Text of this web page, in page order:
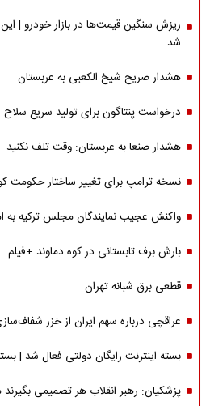
شد
هشدار صریح شیخ الکعبی به عربستان
درخواست پنتاگون برای تولید سریع سلاح
هشدار صنعا به عربستان: وقت تلف نکنید
نسخه ترامپ برای تغییر ساختار حکومت
واکنش عجیب نمایندگان مجلس ترکیه به
بارش برف تابستانی در کوه دماوند +فیلم
قطعی برق شبانه تهران
عراقچی درباره سهم ایران از خزر
بسته اینترنت رایگان دولتی فعال شد | بسته اینترنت
پزشکیان: رهبر انقلاب هر تصمیمی